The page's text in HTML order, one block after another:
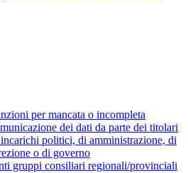
per mancata o incompleta
dei dati da parte dei titolari
politici, di amministrazione, di
o di governo
gruppi consiliari regionali/provinciali